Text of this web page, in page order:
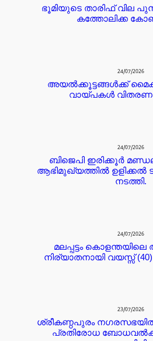
ഭൂമിയുടെ താരിഫ് വില
കത്തോലിക്ക
24/07/2026
അയൽക്കൂട്ടങ്ങൾക്ക്
വായ്പകൾ
24/07/2026
ബിജെപി ഇരിക്കൂർ
ആഭിമുഖ്യത്തിൽ ഉളിക്കൽ
നടത്തി.
24/07/2026
മലപ്പട്ടം
നിര്യാതനായി വയസ്സ്
23/07/2026
ശ്രീകണ്ഠപുരം
പ്രതിരോധ